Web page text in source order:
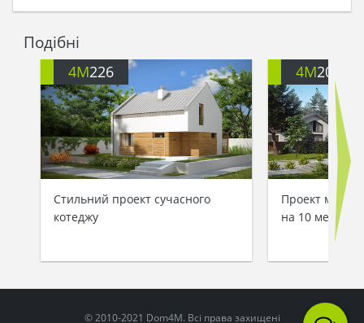
Подібні
4M226
Стильний проект сучасного
котеджу
4M202
Проект
на 10 метрів
© 2010-2021 Dom4M. Всі права захищені